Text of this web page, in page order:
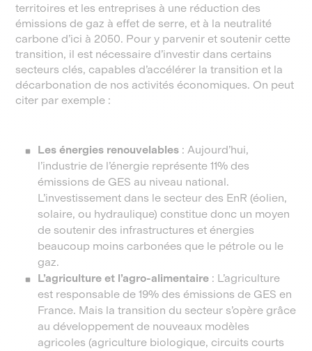
territoires et les entreprises à une réduction des
émissions de gaz à effet de serre, et à la neutralité
carbone d’ici à 2050. Pour y parvenir et soutenir cette
transition, il est nécessaire d’investir dans certains
secteurs clés, capables d’accélérer la transition et la
décarbonation de nos activités économiques. On peut
citer par exemple :
Les énergies renouvelables : Aujourd’hui,
l’industrie de l’énergie représente 11% des
émissions de GES au niveau national.
L’investissement dans le secteur des EnR (éolien,
solaire, ou hydraulique) constitue donc un moyen
de soutenir des infrastructures et énergies
beaucoup moins carbonées que le pétrole ou le
gaz.
L’agriculture et l’agro-alimentaire : L’agriculture
est responsable de 19% des émissions de GES en
France. Mais la transition du secteur s’opère grâce
au développement de nouveaux modèles
agricoles (agriculture biologique, circuits courts